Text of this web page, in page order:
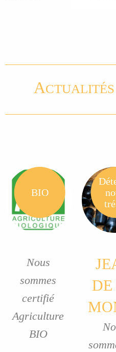
A
BIO
Nous
sommes
certifié
Agriculture
BIO